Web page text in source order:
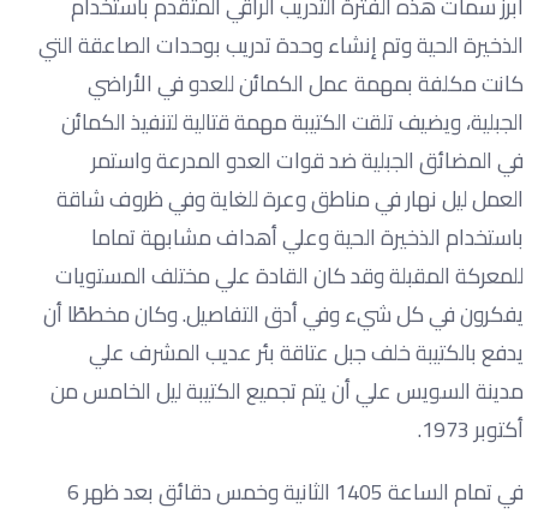
الذخيرة الحية وتم إنشاء وحدة تدريب بوحدات الصاعقة التي
كانت مكلفة بمهمة عمل الكمائن للعدو في الأراضي
الجبلية، ويضيف تلقت الكتيبة مهمة قتالية لتنفيذ الكمائن
في المضائق الجبلية ضد قوات العدو المدرعة واستمر
العمل ليل نهار في مناطق وعرة للغاية وفي ظروف شاقة
باستخدام الذخيرة الحية وعلي أهداف مشابهة تماما
للمعركة المقبلة وقد كان القادة علي مختلف المستويات
يفكرون في كل شيء وفي أدق التفاصيل. وكان مخططًا أن
يدفع بالكتيبة خلف جبل عتاقة بئر عديب المشرف علي
مدينة السويس علي أن يتم تجميع الكتيبة ليل الخامس من
أكتوبر 1973.
في تمام الساعة 1405 الثانية وخمس دقائق بعد ظهر 6